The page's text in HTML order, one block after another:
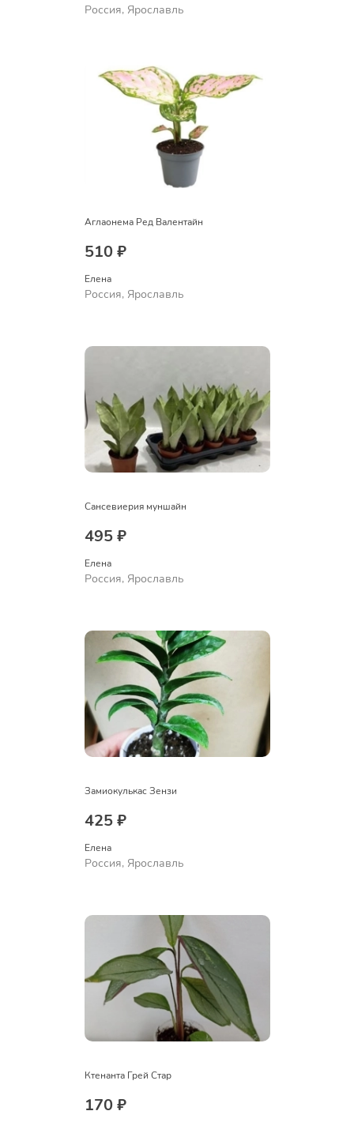
Россия, Ярославль
Аглаонема Ред Валентайн
510 ₽
Елена
Россия, Ярославль
Сансевиерия муншайн
495 ₽
Елена
Россия, Ярославль
Замиокулькас Зензи
425 ₽
Елена
Россия, Ярославль
Ктенанта Грей Стар
170 ₽